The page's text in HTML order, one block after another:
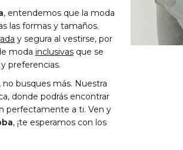
, entendemos que la moda
las formas y tamaños.
y segura al vestirse, por
moda inclusivasque se
preferencias.
, no busques más. Nuestra
donde podrás encontrar
perfectamente a ti. Ven y
, ¡te esperamos con los